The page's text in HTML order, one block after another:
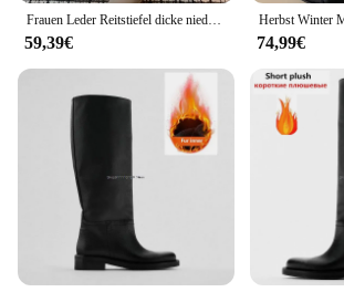
Frauen Leder Reitstiefel dicke niedrige Ferse kniehohe Stiefel weibliche Schnalle Pferdesport lange Stiefel Damen Stiefel Herbst Winters chuhe
59,39€ 74,99€